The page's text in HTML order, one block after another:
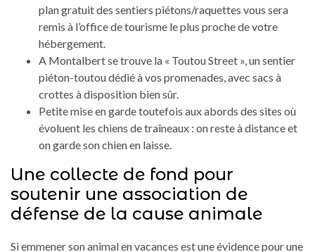
plan gratuit des sentiers piétons/raquettes vous sera
remis à l’office de tourisme le plus proche de votre
hébergement.
A Montalbert se trouve la « Toutou Street », un sentier
piéton-toutou dédié à vos promenades, avec sacs à
crottes à disposition bien sûr.
Petite mise en garde toutefois aux abords des sites où
évoluent les chiens de traîneaux : on reste à distance et
on garde son chien en laisse.
Une collecte de fond pour
soutenir une association de
défense de la cause animale
Si emmener son animal en vacances est une évidence pour une